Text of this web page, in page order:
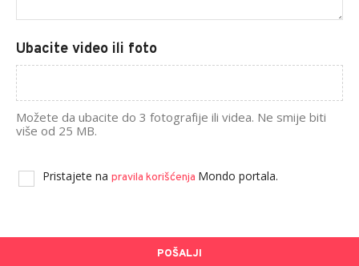
Ubacite video ili foto
Možete da ubacite do 3 fotografije ili videa. Ne smije biti
više od 25 MB.
Pristajete na pravila korišćenja Mondo portala.
POŠALJI